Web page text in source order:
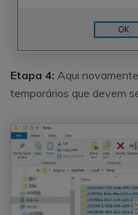
Etapa 4: Aqui
temporários que devem